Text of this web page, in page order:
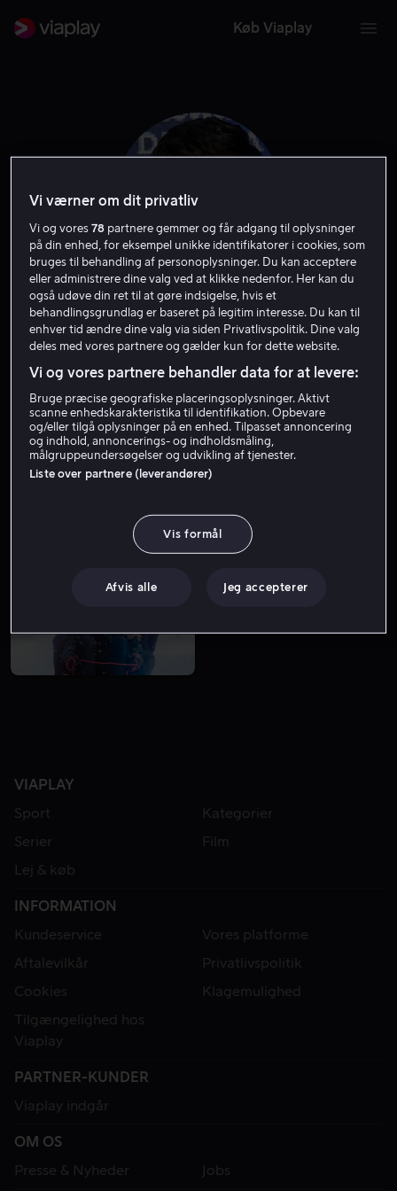
Køb Viaplay
Greg Hovanessian
Skuespiller
Fra 49 kr
VIAPLAY
Sport
Kategorier
Serier
Film
Lej & køb
INFORMATION
Kundeservice
Vores platforme
Aftalevilkår
Privatlivspolitik
Cookies
Klagemulighed
Tilgængelighed hos
Viaplay
PARTNER-KUNDER
Viaplay indgår
OM OS
Presse & Nyheder
Jobs
Vi værner om dit privatliv
Vi og vores78 partnere gemmer og får adgang til oplysninger
på din enhed, for eksempel unikke identifikatorer i cookies, som
bruges til behandling af personoplysninger. Du kan acceptere
eller administrere dine valg ved at klikke nedenfor. Her kan du
også udøve din ret til at gøre indsigelse, hvis et
behandlingsgrundlag er baseret på legitim interesse. Du kan til
enhver tid ændre dine valg via siden Privatlivspolitik. Dine valg
deles med vores partnere og gælder kun for dette website.
Vi og vores partnere behandler data for at levere:
Bruge præcise geografiske placeringsoplysninger. Aktivt
scanne enhedskarakteristika til identifikation. Opbevare
og/eller tilgå oplysninger på en enhed. Tilpasset annoncering
og indhold, annoncerings- og indholdsmåling,
målgruppeundersøgelser og udvikling af tjenester.
Liste over partnere (leverandører)
Vis formål
Afvis alle Jeg accepterer